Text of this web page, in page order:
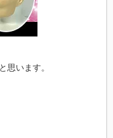
思います。